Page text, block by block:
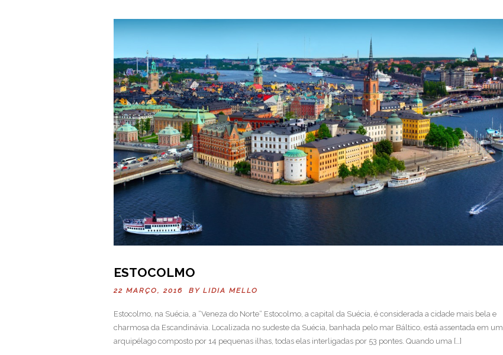
ESTOCOLMO
22 MARÇO, 2016 BY LIDIA MELLO
Estocolmo, na Suécia, a “Veneza do Norte“ Estocolmo, a capital da Suécia, é considerada a cidade mais bela e
charmosa da Escandinávia. Localizada no sudeste da Suécia, banhada pelo mar Báltico, está assentada em um
arquipélago composto por 14 pequenas ilhas, todas elas interligadas por 53 pontes. Quando uma […]